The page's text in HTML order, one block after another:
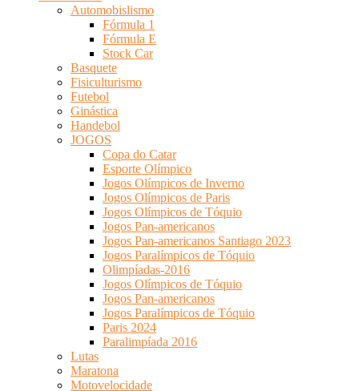
Automobislismo
Fórmula 1
Fórmula E
Stock Car
Basquete
Fisiculturismo
Futebol
Ginástica
Handebol
JOGOS
Copa do Catar
Esporte Olímpico
Jogos Olímpicos de Inverno
Jogos Olímpicos de Paris
Jogos Olímpicos de Tóquio
Jogos Pan-americanos
Jogos Pan-americanos Santiago 2023
Jogos Paralímpicos de Tóquio
Olimpíadas-2016
Jogos Olímpicos de Tóquio
Jogos Pan-americanos
Jogos Paralímpicos de Tóquio
Paris 2024
Paralimpíada 2016
Lutas
Maratona
Motovelocidade